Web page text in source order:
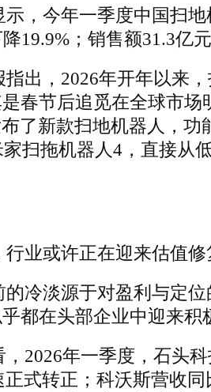
，今年一季度中国扫
19.9%；销售额31.3亿
出，2026年开年以来
春节后追觅在全球市场
了新款扫地机器人，功
扫拖机器人4，直接从
业或许正在迎来估值
冷淡源于对盈利与定
都在头部企业中迎来积
，2026年一季度，石头
正式转正；科沃斯营收